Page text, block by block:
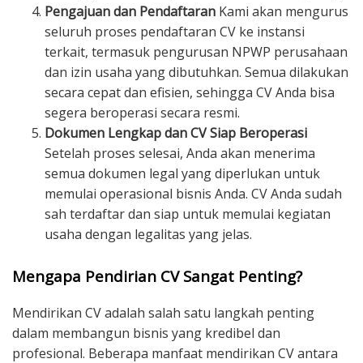
Pengajuan dan Pendaftaran Kami akan mengurus
seluruh proses pendaftaran CV ke instansi
terkait, termasuk pengurusan NPWP perusahaan
dan izin usaha yang dibutuhkan. Semua dilakukan
secara cepat dan efisien, sehingga CV Anda bisa
segera beroperasi secara resmi.
Dokumen Lengkap dan CV Siap Beroperasi
Setelah proses selesai, Anda akan menerima
semua dokumen legal yang diperlukan untuk
memulai operasional bisnis Anda. CV Anda sudah
sah terdaftar dan siap untuk memulai kegiatan
usaha dengan legalitas yang jelas.
Mengapa Pendirian CV Sangat Penting?
Mendirikan CV adalah salah satu langkah penting
dalam membangun bisnis yang kredibel dan
profesional. Beberapa manfaat mendirikan CV antara